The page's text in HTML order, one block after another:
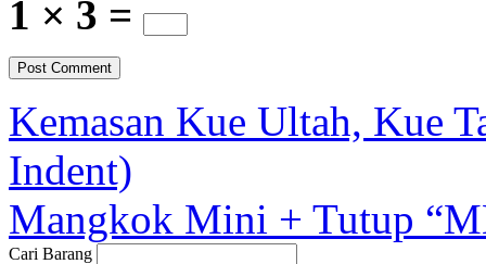
1 × 3 =
Kemasan Kue Ultah, Kue
Indent)
Mangkok Mini + Tutup
Cari Barang